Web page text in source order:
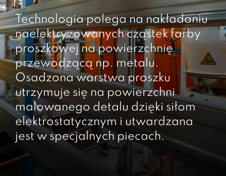
Technologia polega na nakładaniu
naelektryzowanych cząstek farby
proszkowej na powierzchnię
przewodzącą np. metalu.
Osadzona warstwa proszku
utrzymuje się na powierzchni
malowanego detalu dzięki siłom
elektrostatycznym i utwardzana
jest w specjalnych piecach.